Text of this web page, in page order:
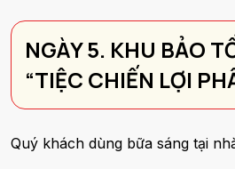
NGÀY 5. KHU BẢO
“TIỆC CHIẾN LỢI
Quý khách dùng bữa sáng tại